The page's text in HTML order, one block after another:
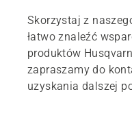
Skorzystaj z
łatwo znaleźć
produktów
zapraszamy do
uzyskania dalszej